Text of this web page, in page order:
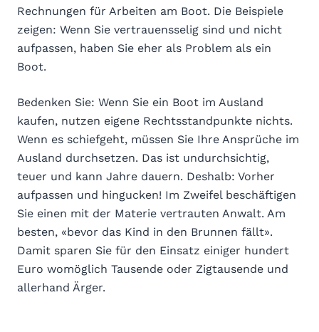
Rechnungen für Arbeiten am Boot. Die Beispiele
zeigen: Wenn Sie vertrauensselig sind und nicht
aufpassen, haben Sie eher als Problem als ein
Boot.
Bedenken Sie: Wenn Sie ein Boot im Ausland
kaufen, nutzen eigene Rechtsstandpunkte nichts.
Wenn es schiefgeht, müssen Sie Ihre Ansprüche im
Ausland durchsetzen. Das ist undurchsichtig,
teuer und kann Jahre dauern. Deshalb: Vorher
aufpassen und hingucken! Im Zweifel beschäftigen
Sie einen mit der Materie vertrauten Anwalt. Am
besten, «bevor das Kind in den Brunnen fällt».
Damit sparen Sie für den Einsatz einiger hundert
Euro womöglich Tausende oder Zigtausende und
allerhand Ärger.